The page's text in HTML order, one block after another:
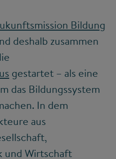
Bildung
deshalb zusammen
gestartet – als eine
das Bildungssystem
In dem
aus
und Wirtschaft